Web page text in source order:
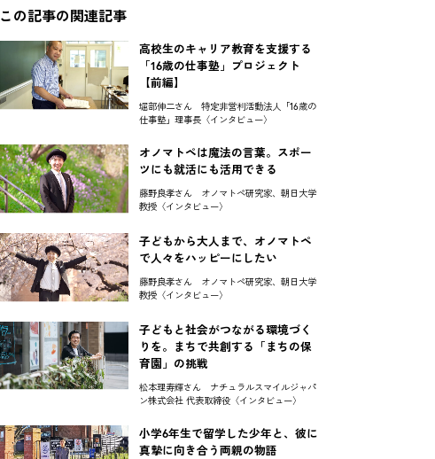
この記事の関連記事
高校生のキャリア教育を支援する
「16歳の仕事塾」プロジェクト
【前編】
堀部伸二さん 特定非営利活動法人「16歳の
仕事塾」理事長〈インタビュー〉
オノマトペは魔法の言葉。スポー
ツにも就活にも活用できる
藤野良孝さん オノマトペ研究家、朝日大学
教授〈インタビュー〉
子どもから大人まで、オノマトペ
で人々をハッピーにしたい
藤野良孝さん オノマトペ研究家、朝日大学
教授〈インタビュー〉
子どもと社会がつながる環境づく
りを。まちで共創する「まちの保
育園」の挑戦
松本理寿輝さん ナチュラルスマイルジャパ
ン株式会社 代表取締役〈インタビュー〉
小学6年生で留学した少年と、彼に
真摯に向き合う両親の物語